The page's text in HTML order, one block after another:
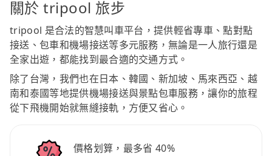
關於 tripool 旅步
tripool 是合法的智慧叫車平台，提供輕省專車、點對點
接送、包車和機場接送等多元服務，無論是一人旅行還是
全家出遊，都能找到最合適的交通方式。
除了台灣，我們也在日本、韓國、新加坡、馬來西亞、越
南和泰國等地提供機場接送與景點包車服務，讓你的旅程
從下飛機開始就無縫接軌，方便又省心。
價格划算，最多省 40%